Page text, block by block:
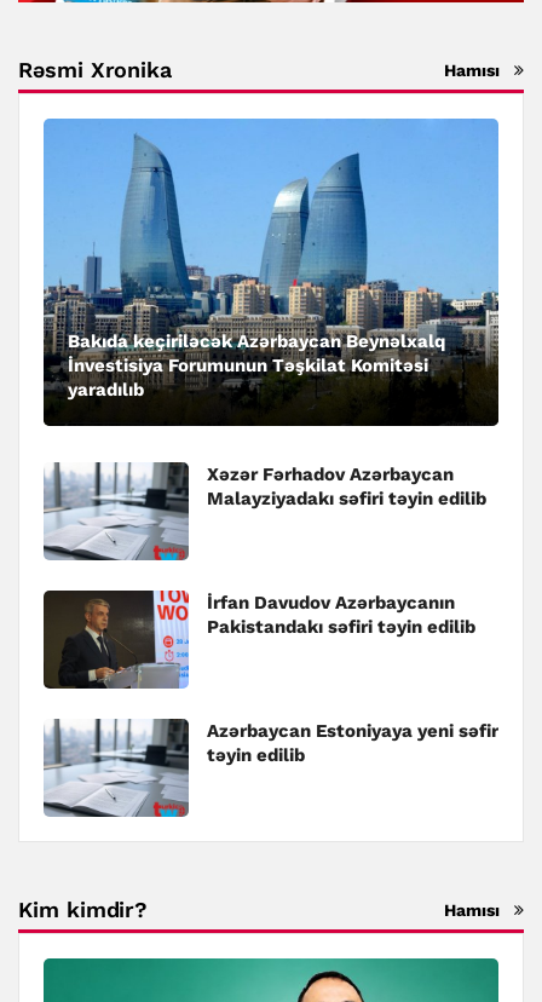
Rəsmi Xronika Hamısı
Bakıda keçiriləcək Azərbaycan Beynəlxalq
İnvestisiya Forumunun Təşkilat Komitəsi
yaradılıb
Xəzər Fərhadov Azərbaycan
Malayziyadakı səfiri təyin edilib
İrfan Davudov Azərbaycanın
Pakistandakı səfiri təyin edilib
Azərbaycan Estoniyaya yeni səfir
təyin edilib
Kim kimdir? Hamısı